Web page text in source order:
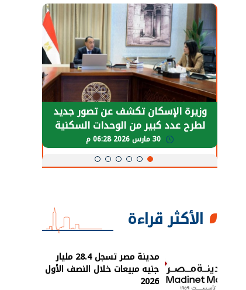
وزيرة الإسكان تكشف عن تصور جديد
لطرح عدد كبير من الوحدات السكنية
بنظام الإيجار
الأكثر قراءة
مدينة مصر تسجل 28.4 مليار
جنيه مبيعات خلال النصف الأول
2026